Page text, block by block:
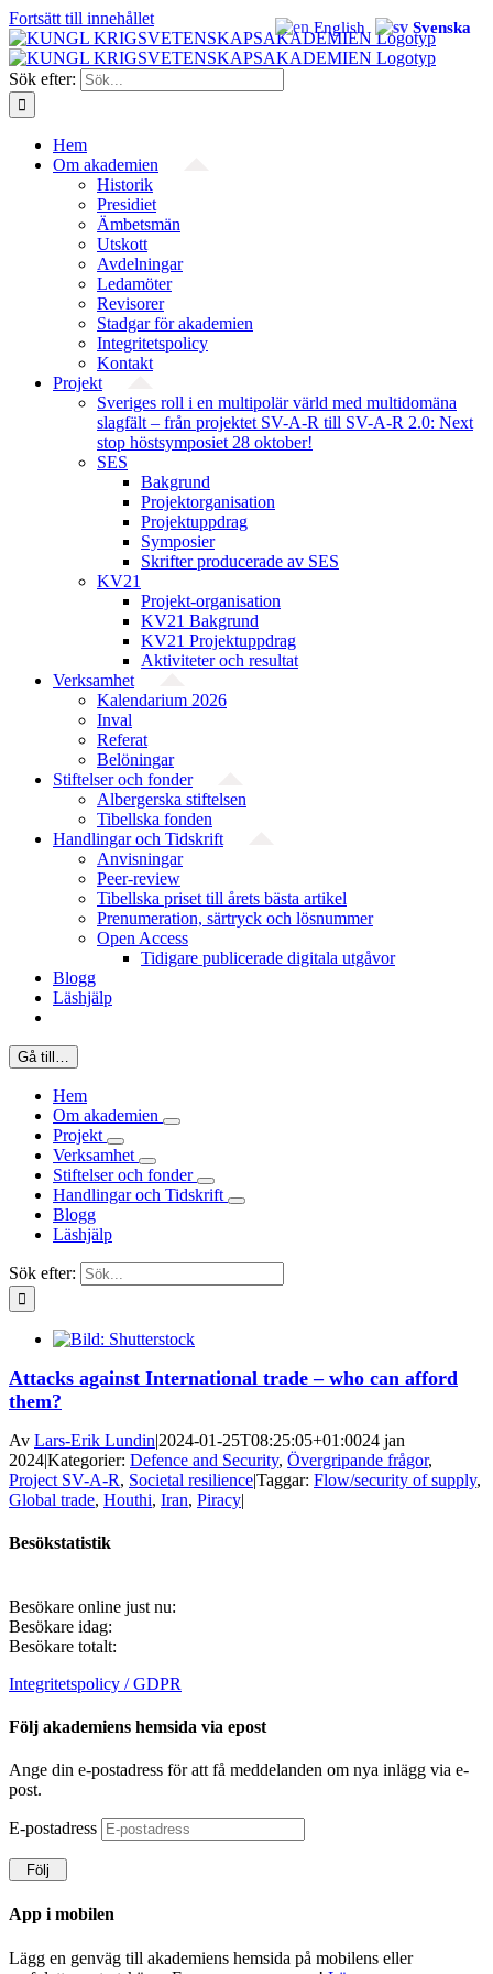
Fortsätt till innehållet
Sök efter:
Hem
Om akademien
Historik
Presidiet
Ämbetsmän
Utskott
Avdelningar
Ledamöter
Revisorer
Stadgar för akademien
Integritetspolicy
Kontakt
Projekt
Sveriges roll i en multipolär värld med multidomäna
slagfält – från projektet SV-A-R till SV-A-R 2.0: Next
stop höstsymposiet 28 oktober!
SES
Bakgrund
Projekt­organisation
Projektuppdrag
Symposier
Skrifter producerade av SES
KV21
Projekt-organisation
KV21 Bakgrund
KV21 Projektuppdrag
Aktiviteter och resultat
Verksamhet
Kalendarium 2026
Inval
Referat
Belöningar
Stiftelser och fonder
Albergerska stiftelsen
Tibellska fonden
Handlingar och Tidskrift
Anvisningar
Peer-review
Tibellska priset till årets bästa artikel
Prenumeration, särtryck och lösnummer
Open Access
Tidigare publicerade digitala utgåvor
Blogg
Läshjälp
Gå till…
Hem
Om akademien
Projekt
Verksamhet
Stiftelser och fonder
Handlingar och Tidskrift
Blogg
Läshjälp
Sök efter:
Attacks against International trade – who can afford
them?
Av Lars-Erik Lundin|2024-01-25T08:25:05+01:0024 jan
2024|Kategorier: Defence and Security, Övergripande frågor,
Project SV-A-R, Societal resilience|Taggar: Flow/security of supply,
Global trade, Houthi, Iran, Piracy|
Besökstatistik
Besökare online just nu:
Besökare idag:
Besökare totalt:
Integritetspolicy / GDPR
Följ akademiens hemsida via epost
Ange din e-postadress för att få meddelanden om nya inlägg via e-
post.
E-postadress
Följ
App i mobilen
Lägg en genväg till akademiens hemsida på mobilens eller
English Svenska